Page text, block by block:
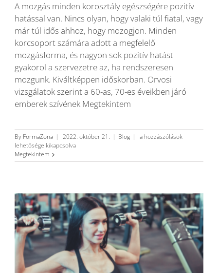
A mozgás minden korosztály egészségére pozitív
hatással van. Nincs olyan, hogy valaki túl fiatal, vagy
már túl idős ahhoz, hogy mozogjon. Minden
korcsoport számára adott a megfelelő
mozgásforma, és nagyon sok pozitív hatást
gyakorol a szervezetre az, ha rendszeresen
mozgunk. Kiváltképpen időskorban. Orvosi
vizsgálatok szerint a 60-as, 70-es éveikben járó
emberek szívének Megtekintem
By FormaZona | 2022. október 21. | Blog |
Mozgás
a hozzászólások
lehetősége kikapcsolva
Megtekintem